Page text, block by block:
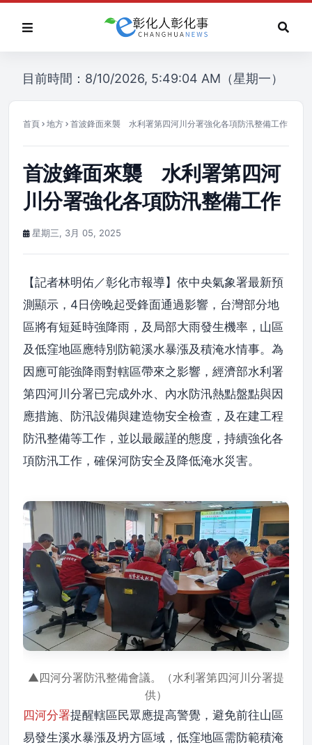
目前時間：8/10/2026, 5:49:04 AM（星期一）
首頁 地方 首波鋒面來襲 水利署第四河川分署強化各項防汛整備工作
首波鋒面來襲 水利署第四河
川分署強化各項防汛整備工作
星期三, 3月 05, 2025
【記者林明佑／彰化市報導】依中央氣象署最新預
測顯示，4日傍晚起受鋒面通過影響，台灣部分地
區將有短延時強降雨，及局部大雨發生機率，山區
及低窪地區應特別防範溪水暴漲及積淹水情事。為
因應可能強降雨對轄區帶來之影響，經濟部水利署
第四河川分署已完成外水、內水防汛熱點盤點與因
應措施、防汛設備與建造物安全檢查，及在建工程
防汛整備等工作，並以最嚴謹的態度，持續強化各
項防汛工作，確保河防安全及降低淹水災害。
▲四河分署防汛整備會議。（水利署第四河川分署提
供）
四河分署提醒轄區民眾應提高警覺，避免前往山區
易發生溪水暴漲及坍方區域，低窪地區需防範積淹